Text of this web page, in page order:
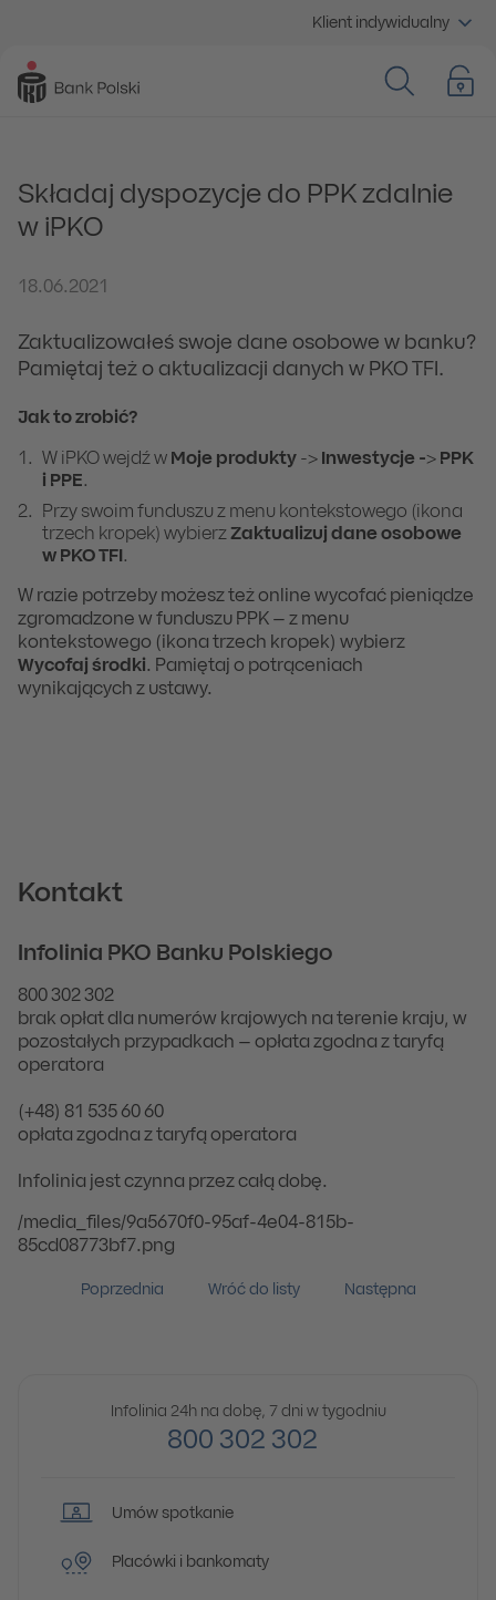
Klient indywidualny
Składaj dyspozycje do PPK zdalnie
w iPKO
18.06.2021
Zaktualizowałeś swoje dane osobowe w banku?
Pamiętaj też o aktualizacji danych w PKO TFI.
Jak to zrobić?
W iPKO wejdź w Moje produkty -> Inwestycje -> PPK
i PPE.
Przy swoim funduszu z menu kontekstowego (ikona
trzech kropek) wybierz Zaktualizuj dane osobowe
w PKO TFI .
W razie potrzeby możesz też online wycofać pieniądze
zgromadzone w funduszu PPK – z menu
kontekstowego (ikona trzech kropek) wybierz
Wycofaj środki . Pamiętaj o potrąceniach
wynikających z ustawy.
Kontakt
Infolinia PKO Banku Polskiego
800 302 302
brak opłat dla numerów krajowych na terenie kraju, w
pozostałych przypadkach – opłata zgodna z taryfą
operatora
(+48) 81 535 60 60
opłata zgodna z taryfą operatora
Infolinia jest czynna przez całą dobę.
/media_files/9a5670f0-95af-4e04-815b-
85cd08773bf7.png
Poprzednia Wróć do listy Następna
Infolinia 24h na dobę, 7 dni w tygodniu
800 302 302
Umów spotkanie
Placówki i bankomaty